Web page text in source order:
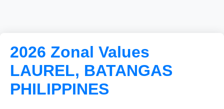
2026 Zonal Values
LAUREL, BATANGAS
PHILIPPINES